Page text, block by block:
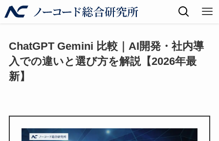
ChatGPT Gemini 比較｜AI開発・社内導
入での違いと選び方を解説【2026年最
新】